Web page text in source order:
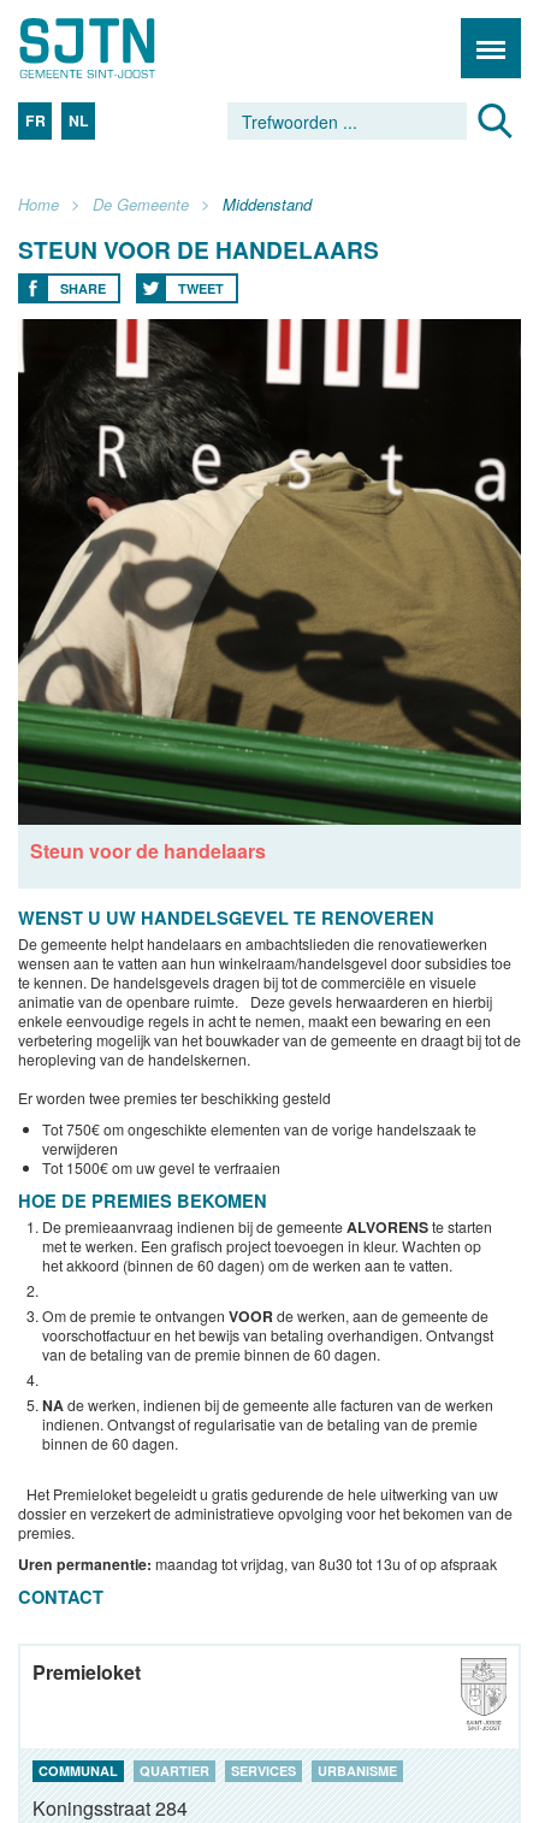
FR NL
Home De Gemeente Middenstand
STEUN VOOR DE HANDELAARS
SHARE TWEET
Steun voor de handelaars
WENST U UW HANDELSGEVEL TE RENOVEREN
De gemeente helpt handelaars en ambachtslieden die renovatiewerken
wensen aan te vatten aan hun winkelraam/handelsgevel door subsidies toe
te kennen. De handelsgevels dragen bij tot de commerciële en visuele
animatie van de openbare ruimte. Deze gevels herwaarderen en hierbij
enkele eenvoudige regels in acht te nemen, maakt een bewaring en een
verbetering mogelijk van het bouwkader van de gemeente en draagt bij tot de
heropleving van de handelskernen.
Er worden twee premies ter beschikking gesteld
Tot 750€ om ongeschikte elementen van de vorige handelszaak te
verwijderen
Tot 1500€ om uw gevel te verfraaien
HOE DE PREMIES BEKOMEN
De premieaanvraag indienen bij de gemeenteALVORENSte starten
met te werken. Een grafisch project toevoegen in kleur. Wachten op
het akkoord (binnen de 60 dagen) om de werken aan te vatten.
Om de premie te ontvangen VOORde werken, aan de gemeente de
voorschotfactuur en het bewijs van betaling overhandigen. Ontvangst
van de betaling van de premie binnen de 60 dagen.
NAde werken, indienen bij de gemeente alle facturen van de werken
indienen. Ontvangst of regularisatie van de betaling van de premie
binnen de 60 dagen.
Het Premieloket begeleidt u gratis gedurende de hele uitwerking van uw
dossier en verzekert de administratieve opvolging voor het bekomen van de
premies.
Uren permanentie: maandag tot vrijdag, van 8u30 tot 13u of op afspraak
CONTACT
Premieloket
COMMUNAL QUARTIER SERVICES URBANISME
Koningsstraat 284